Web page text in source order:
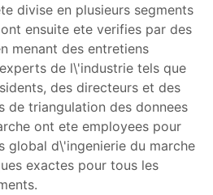
divise en plusieurs segments
ensuite ete verifies par des
menant des entretiens
de l\'industrie tels que
des directeurs et des
de triangulation des donnees
ont ete employees pour
global d\'ingenierie du marche
exactes pour tous les